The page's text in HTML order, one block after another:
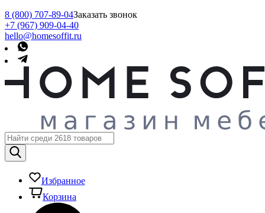
8 (800) 707-89-04Заказать звонок
+7 (967) 909-04-40
hello@homesoffit.ru
Избранное
Корзина